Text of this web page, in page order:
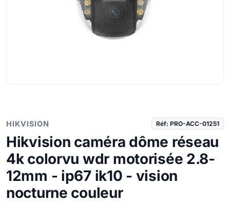
HIKVISION Réf: PRO-ACC-01251
Hikvision caméra dôme réseau
4k colorvu wdr motorisée 2.8-
12mm - ip67 ik10 - vision
nocturne couleur